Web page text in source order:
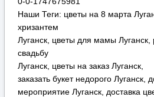
Наши Теги: цветы на 8 марта
хризантем
Луганск, цветы для мамы Луганск,
свадьбу
Луганск, цветы на заказ Луганск,
заказать букет недорого Луганск,
мероприятие Луганск, доставка